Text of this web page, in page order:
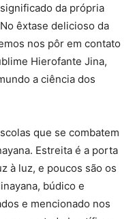
da própria
êxtase delicioso da
nos pôr em contato
Hierofante Jina,
a ciência dos
que se combatem
Estreita é a porta
à luz, e poucos são os
búdico e
e mencionado nos